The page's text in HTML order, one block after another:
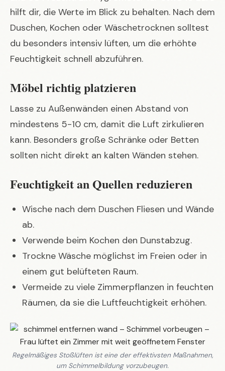
hilft dir, die Werte im Blick zu behalten. Nach dem
Duschen, Kochen oder Wäschetrocknen solltest
du besonders intensiv lüften, um die erhöhte
Feuchtigkeit schnell abzuführen.
Möbel richtig platzieren
Lasse zu Außenwänden einen Abstand von
mindestens 5-10 cm, damit die Luft zirkulieren
kann. Besonders große Schränke oder Betten
sollten nicht direkt an kalten Wänden stehen.
Feuchtigkeit an Quellen reduzieren
Wische nach dem Duschen Fliesen und Wände
ab.
Verwende beim Kochen den Dunstabzug.
Trockne Wäsche möglichst im Freien oder in
einem gut belüfteten Raum.
Vermeide zu viele Zimmerpflanzen in feuchten
Räumen, da sie die Luftfeuchtigkeit erhöhen.
Regelmäßiges Stoßlüften ist eine der effektivsten Maßnahmen,
um Schimmelbildung vorzubeugen.